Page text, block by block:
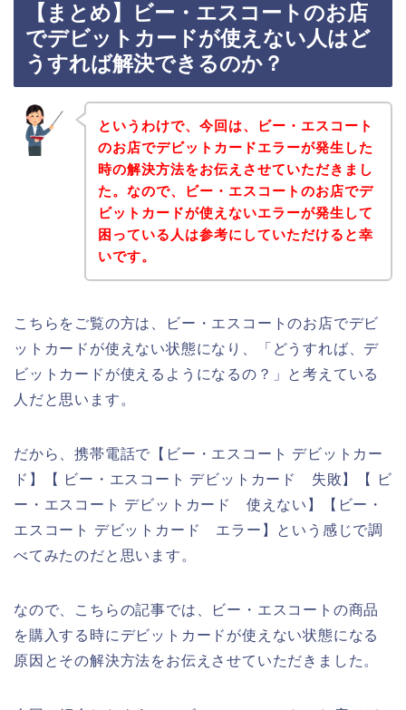
【まとめ】ビー・エスコートのお店
でデビットカードが使えない人はど
うすれば解決できるのか？
というわけで、今回は、ビー・エスコート
のお店でデビットカードエラーが発生した
時の解決方法をお伝えさせていただきまし
た。なので、ビー・エスコートのお店でデ
ビットカードが使えないエラーが発生して
困っている人は参考にしていただけると幸
いです。
こちらをご覧の方は、ビー・エスコートのお店でデビ
ットカードが使えない状態になり、「どうすれば、デ
ビットカードが使えるようになるの？」と考えている
人だと思います。
だから、携帯電話で【ビー・エスコート デビットカー
ド】【 ビー・エスコート デビットカード 失敗】【 ビ
ー・エスコート デビットカード 使えない】【ビー・
エスコート デビットカード エラー】という感じで調
べてみたのだと思います。
なので、こちらの記事では、ビー・エスコートの商品
を購入する時にデビットカードが使えない状態になる
原因とその解決方法をお伝えさせていただきました。